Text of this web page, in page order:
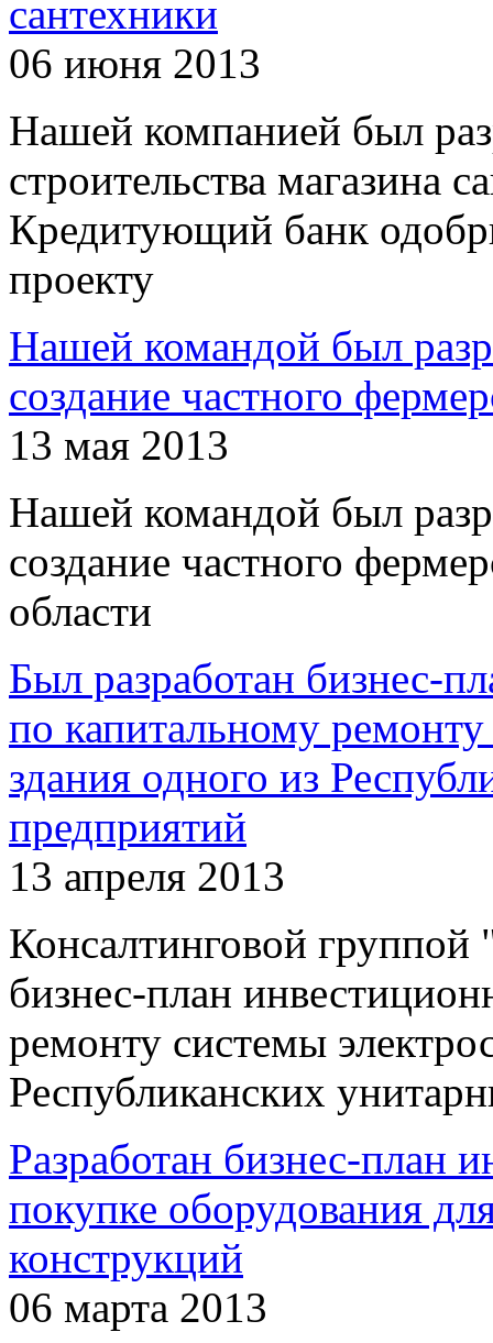
сантехники
06 июня 2013
Нашей компанией был
строительства магазина
Кредитующий банк
проекту
Нашей командой был
создание частного
13 мая 2013
Нашей командой был
создание частного
области
Был разработан бизнес-
по капитальному
здания одного из
предприятий
13 апреля 2013
Консалтинговой
бизнес-план
ремонту системы
Республиканских
Разработан бизнес-план
покупке оборудования
конструкций
06 марта 2013